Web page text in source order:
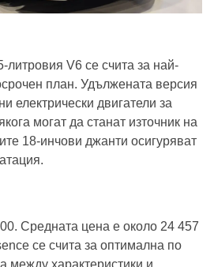
литровия V6 се счита за най-
план. Удължената версия
електрически двигатели за
могат да станат източник на
18-инчови джанти осигуряват
Средната цена е около 24 457
се счита за оптимална по
между характеристики и